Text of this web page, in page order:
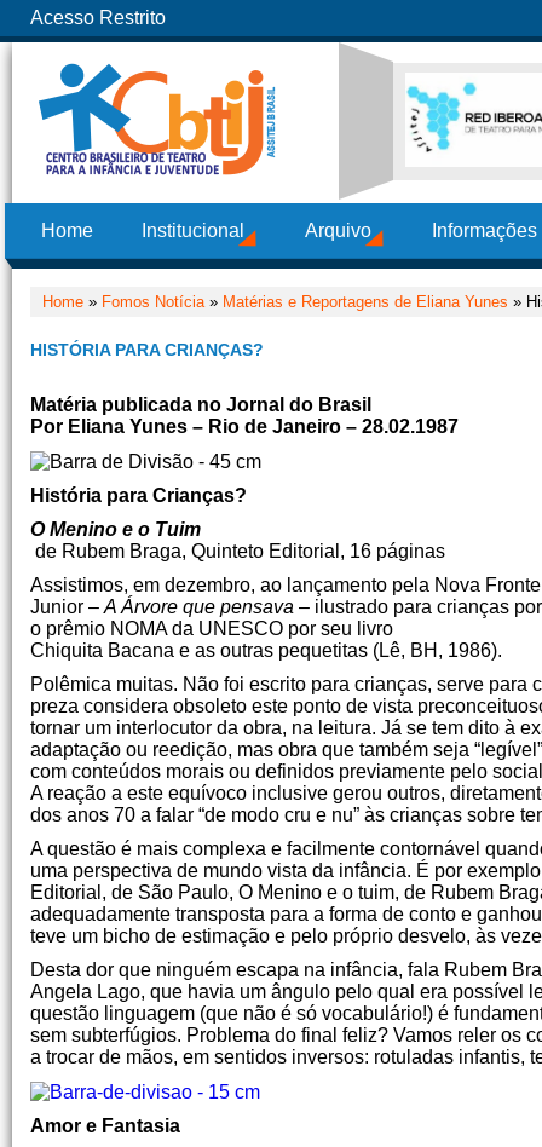
Acesso Restrito
Home Institucional Arquivo
Home » Fomos Notícia» Matérias e Reportagens de Eliana Yunes »
HISTÓRIA PARA CRIANÇAS?
Matéria publicada no Jornal do Brasil
Por Eliana Yunes – Rio de Janeiro – 28.02.1987
História para Crianças?
O Menino e o Tuim
de Rubem Braga, Quinteto Editorial, 16 páginas
Assistimos, em dezembro, ao lançamento pela Nova
Junior – A Árvore que pensava – ilustrado para crianças
o prêmio NOMA da UNESCO por seu livro
Chiquita Bacana e as outras pequetitas (Lê, BH, 1986).
Polêmica muitas. Não foi escrito para crianças, serve para
preza considera obsoleto este ponto de vista
tornar um interlocutor da obra, na leitura. Já se tem dito à
adaptação ou reedição, mas obra que também seja
com conteúdos morais ou definidos previamente pelo
A reação a este equívoco inclusive gerou outros,
dos anos 70 a falar “de modo cru e nu” às crianças sobre
A questão é mais complexa e facilmente contornável
uma perspectiva de mundo vista da infância. É por
Editorial, de São Paulo, O Menino e o tuim, de Rubem
adequadamente transposta para a forma de conto e
teve um bicho de estimação e pelo próprio desvelo, às
Desta dor que ninguém escapa na infância, fala Rubem
Angela Lago, que havia um ângulo pelo qual era possível
questão linguagem (que não é só vocabulário!) é
sem subterfúgios. Problema do final feliz? Vamos reler os
a trocar de mãos, em sentidos inversos: rotuladas infantis,
Amor e Fantasia